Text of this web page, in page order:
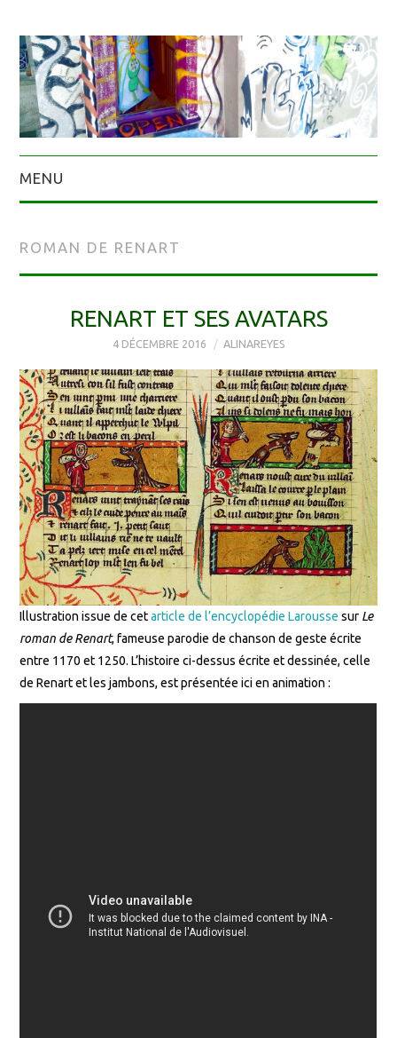
MENU
ROMAN DE RENART
RENART ET SES AVATARS
4 DÉCEMBRE 2016 ALINAREYES
Illustration issue de cetarticle de l’encyclopédie Larousse sur Le
roman de Renart, fameuse parodie de chanson de geste écrite
entre 1170 et 1250. L’histoire ci-dessus écrite et dessinée, celle
de Renart et les jambons, est présentée ici en animation :